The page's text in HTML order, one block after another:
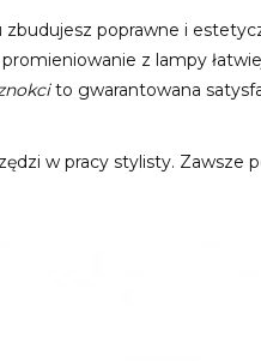
poprawne i
z lampy
to gwarantowana
w pracy stylisty. Zawsze